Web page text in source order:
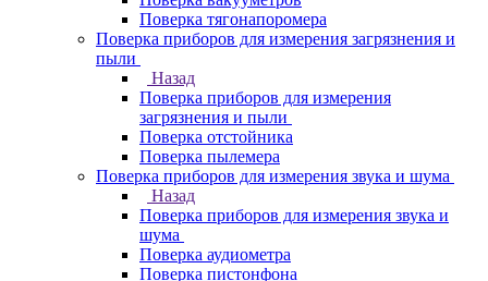
Поверка тягонапоромера
Поверка приборов для измерения загрязнения и
пыли
Назад
Поверка приборов для измерения
загрязнения и пыли
Поверка отстойника
Поверка пылемера
Поверка приборов для измерения звука и шума
Назад
Поверка приборов для измерения звука и
шума
Поверка аудиометра
Поверка пистонфона